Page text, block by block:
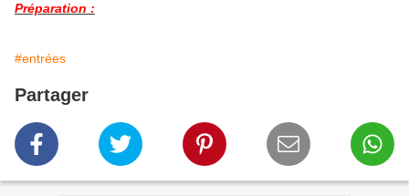
Préparation :
#entrées
Partager